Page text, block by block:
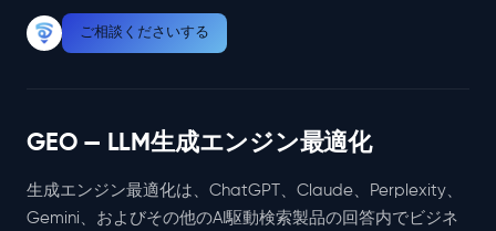
ご相談くださいする
GEO — LLM生成エンジン最適化
生成エンジン最適化は、ChatGPT、Claude、Perplexity、
Gemini、およびその他のAI駆動検索製品の回答内でビジネ